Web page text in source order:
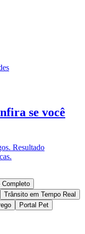
se você
Resultado
Completo
Trânsito em Tempo Real
Portal Pet